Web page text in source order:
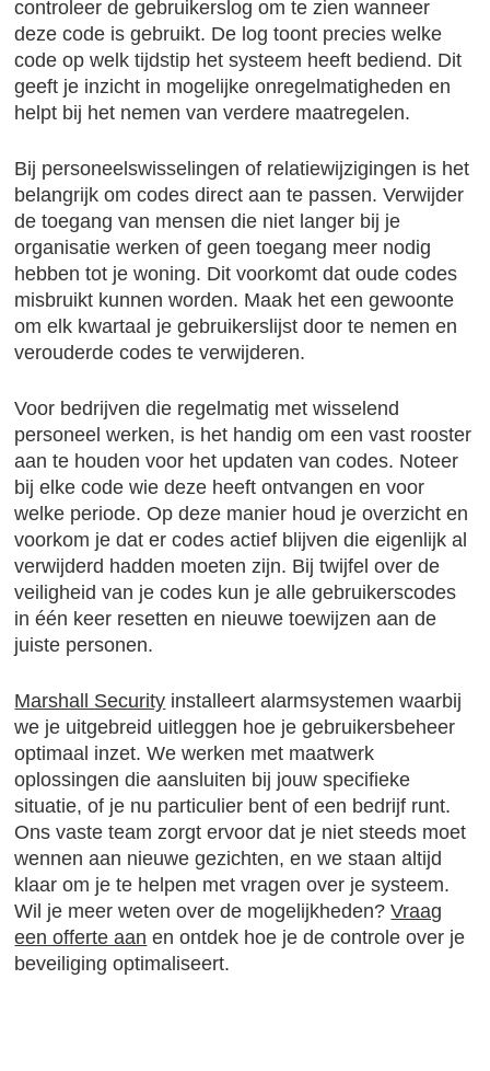
controleer de gebruikerslog om te zien wanneer
deze code is gebruikt. De log toont precies welke
code op welk tijdstip het systeem heeft bediend. Dit
geeft je inzicht in mogelijke onregelmatigheden en
helpt bij het nemen van verdere maatregelen.
Bij personeelswisselingen of relatiewijzigingen is het
belangrijk om codes direct aan te passen. Verwijder
de toegang van mensen die niet langer bij je
organisatie werken of geen toegang meer nodig
hebben tot je woning. Dit voorkomt dat oude codes
misbruikt kunnen worden. Maak het een gewoonte
om elk kwartaal je gebruikerslijst door te nemen en
verouderde codes te verwijderen.
Voor bedrijven die regelmatig met wisselend
personeel werken, is het handig om een vast rooster
aan te houden voor het updaten van codes. Noteer
bij elke code wie deze heeft ontvangen en voor
welke periode. Op deze manier houd je overzicht en
voorkom je dat er codes actief blijven die eigenlijk al
verwijderd hadden moeten zijn. Bij twijfel over de
veiligheid van je codes kun je alle gebruikerscodes
in één keer resetten en nieuwe toewijzen aan de
juiste personen.
Marshall Security installeert alarmsystemen waarbij
we je uitgebreid uitleggen hoe je gebruikersbeheer
optimaal inzet. We werken met maatwerk
oplossingen die aansluiten bij jouw specifieke
situatie, of je nu particulier bent of een bedrijf runt.
Ons vaste team zorgt ervoor dat je niet steeds moet
wennen aan nieuwe gezichten, en we staan altijd
klaar om je te helpen met vragen over je systeem.
Wil je meer weten over de mogelijkheden?Vraag
een offerte aan en ontdek hoe je de controle over je
beveiliging optimaliseert.